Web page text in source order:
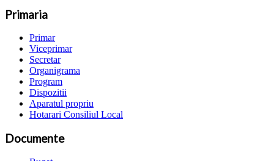
Primaria
Primar
Viceprimar
Secretar
Organigrama
Program
Dispozitii
Aparatul propriu
Hotarari Consiliul Local
Documente